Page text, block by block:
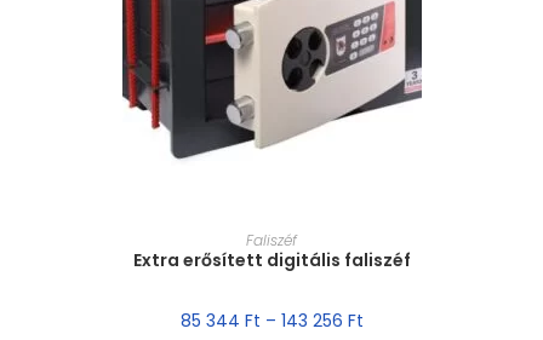
MÉRET VÁLASZTÁSA
Faliszéf
Extra erősített digitális faliszéf
85 344 Ft – 143 256 Ft